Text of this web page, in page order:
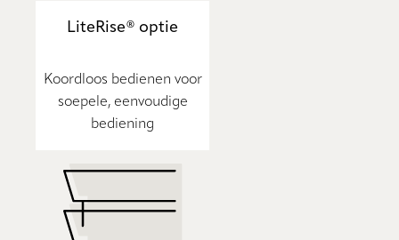
LiteRise® optie
Koordloos bedienen voor
soepele, eenvoudige
bediening